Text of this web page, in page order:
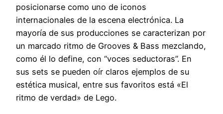
posicionarse como uno de iconos
internacionales de la escena electrónica. La
mayoría de sus producciones se caracterizan por
un marcado ritmo de Grooves & Bass mezclando,
como él lo define, con “voces seductoras”. En
sus sets se pueden oír claros ejemplos de su
estética musical, entre sus favoritos está «El
ritmo de verdad» de Lego.